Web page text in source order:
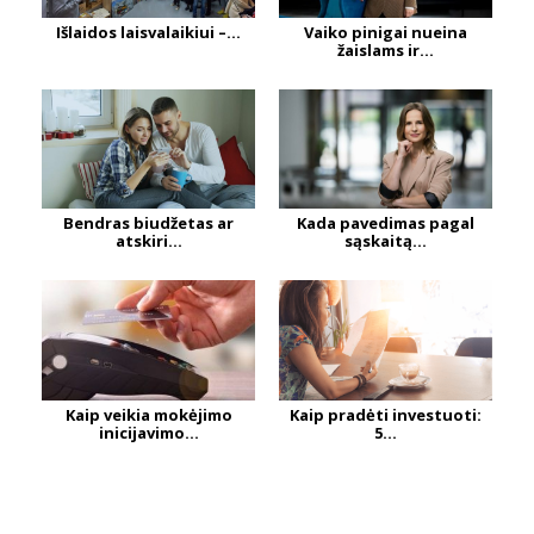
Išlaidos laisvalaikiui –...
Vaiko pinigai nueina
žaislams ir...
Bendras biudžetas ar
atskiri...
Kada pavedimas pagal
sąskaitą...
Kaip veikia mokėjimo
inicijavimo...
Kaip pradėti investuoti:
5...